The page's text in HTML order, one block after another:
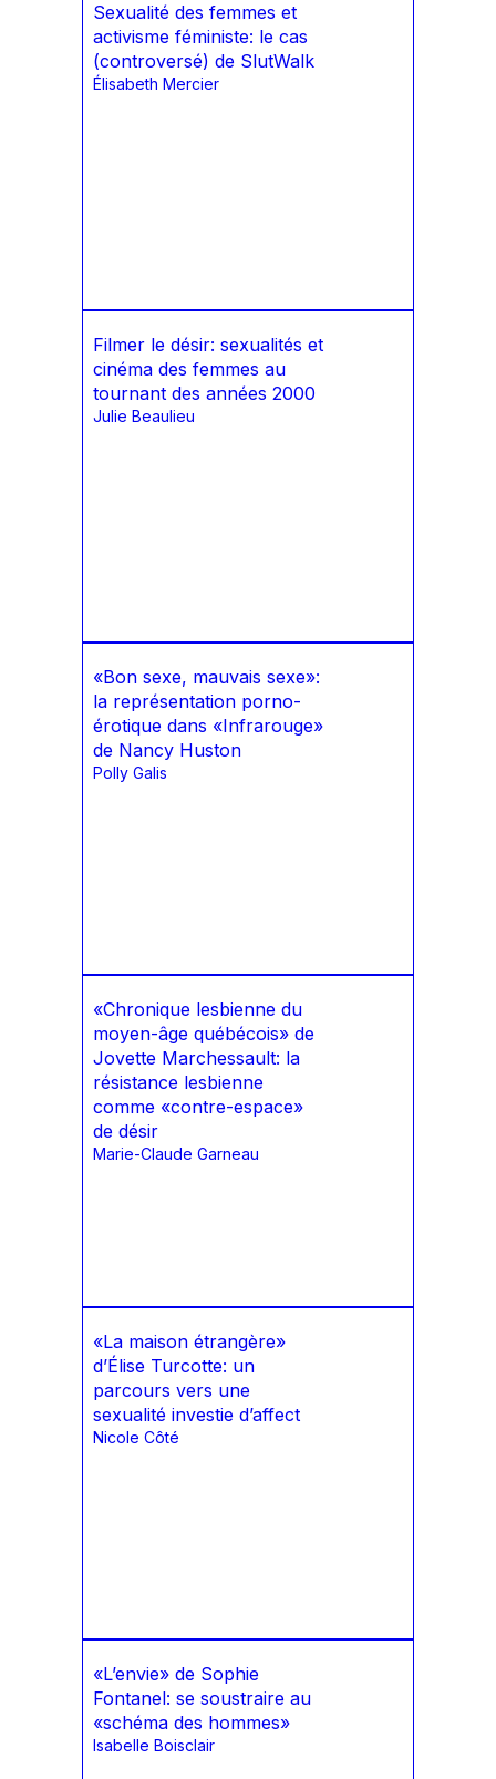
Sexualité des femmes et
activisme féministe: le cas
(controversé) de SlutWalk
Élisabeth Mercier
Filmer le désir: sexualités et
cinéma des femmes au
tournant des années 2000
Julie Beaulieu
«Bon sexe, mauvais sexe»:
la représentation porno-
érotique dans «Infrarouge»
de Nancy Huston
Polly Galis
«Chronique lesbienne du
moyen-âge québécois» de
Jovette Marchessault: la
résistance lesbienne
comme «contre-espace»
de désir
Marie-Claude Garneau
«La maison étrangère»
d’Élise Turcotte: un
parcours vers une
sexualité investie d’affect
Nicole Côté
«L’envie» de Sophie
Fontanel: se soustraire au
«schéma des hommes»
Isabelle Boisclair